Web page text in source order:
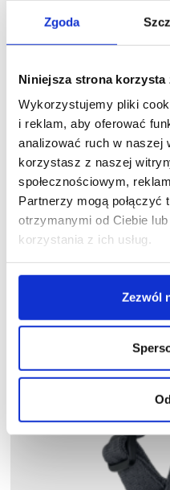
Zgoda
Niniejsza strona
Wykorzystujemy pliki
i reklam, aby oferować
analizować ruch w naszej
korzystasz z naszej
społecznościowym,
Partnerzy mogą
otrzymanymi od Ciebie
korzystania z ich usług.
Zezwól
zamówienie?
Czy matę można prać?
Nie ma w sklepie
maty, która mnie
Czy prowadzimy
np. pies pogryzie matę?
Polecamy również